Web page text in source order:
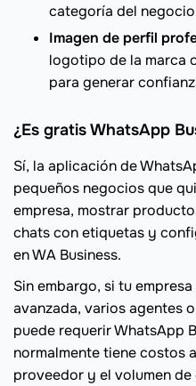
categoría del
Imagen de perfil
logotipo de la marca
para generar
¿Es gratis WhatsApp
Sí, la aplicación de
pequeños negocios que
empresa, mostrar
chats con etiquetas y
en WA Business.
Sin embargo, si tu
avanzada, varios agentes
puede requerir WhatsApp
normalmente tiene costos
proveedor y el volumen